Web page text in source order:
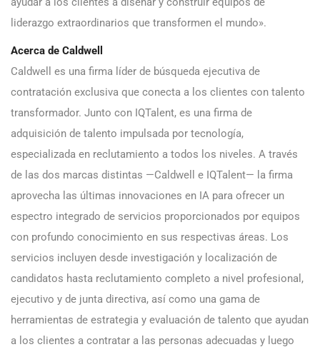
liderazgo extraordinarios que transformen el mundo».
Acerca de Caldwell
Caldwell es una firma líder de búsqueda ejecutiva de
contratación exclusiva que conecta a los clientes con talento
transformador. Junto con IQTalent, es una firma de
adquisición de talento impulsada por tecnología,
especializada en reclutamiento a todos los niveles. A través
de las dos marcas distintas —Caldwell e IQTalent— la firma
aprovecha las últimas innovaciones en IA para ofrecer un
espectro integrado de servicios proporcionados por equipos
con profundo conocimiento en sus respectivas áreas. Los
servicios incluyen desde investigación y localización de
candidatos hasta reclutamiento completo a nivel profesional,
ejecutivo y de junta directiva, así como una gama de
herramientas de estrategia y evaluación de talento que ayudan
a los clientes a contratar a las personas adecuadas y luego